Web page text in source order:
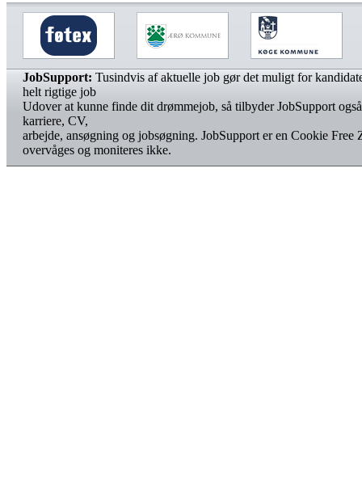
JobSupport: Tusindvis af aktuelle job gør det muligt for
helt rigtige job
Udover at kunne finde dit drømmejob, så tilbyder JobSupport
karriere, CV,
arbejde, ansøgning og jobsøgning. JobSupport er en Cookie Free
overvåges og moniteres ikke.